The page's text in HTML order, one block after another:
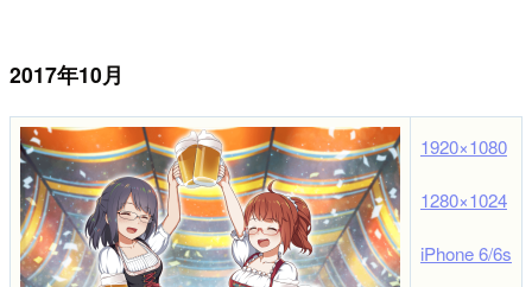
2017年10月
1920×1080
1280×1024
iPhone 6/6s